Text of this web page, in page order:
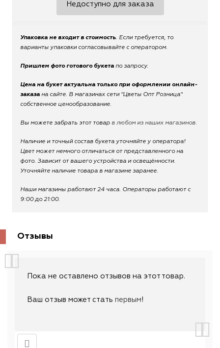
Упаковка не входит в стоимость. Если требуется, то
варианты упаковки согласовывайте с оператором.
Пришлем фото готового букета по запросу.
Цена на букет актуальна только при оформлении онлайн-
заказа на сайте. В магазинах сети "Цветы Опт Розница"
собственное ценообразование.
Вы можете забрать этот товар в любом из наших магазинов.
Наличие и точный состав букета уточняйте у оператора!
Цвет может немного отличаться от представленного на
фото. Зависит от вашего устройства и освещённости.
Уточняйте наличие товара в магазине заранее.
Наши магазины работают 24 часа. Операторы работают с
9:00 до 21:00.
Недоступно для заказа
Отзывы
Пока не оставлено отзывов на этот товар.
Ваш отзыв может стать первым!